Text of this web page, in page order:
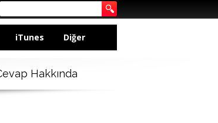
iTunes Diğer
Hakkında